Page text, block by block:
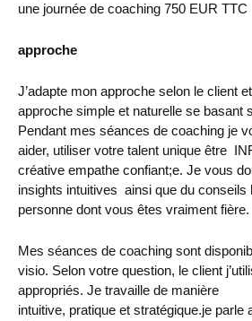
une journée de coaching 750 EUR TTC
approche
J’adapte mon approche selon le client
approche simple et naturelle se basant
Pendant mes séances de coaching je
aider, utiliser votre talent unique être
créative empathe confiant;e. Je vous
insights intuitives ainsi que du conseils
personne dont vous êtes vraiment fière.
Mes séances de coaching sont
visio. Selon votre question, le client
appropriés. Je travaille de manière
intuitive, pratique et stratégique.je parle